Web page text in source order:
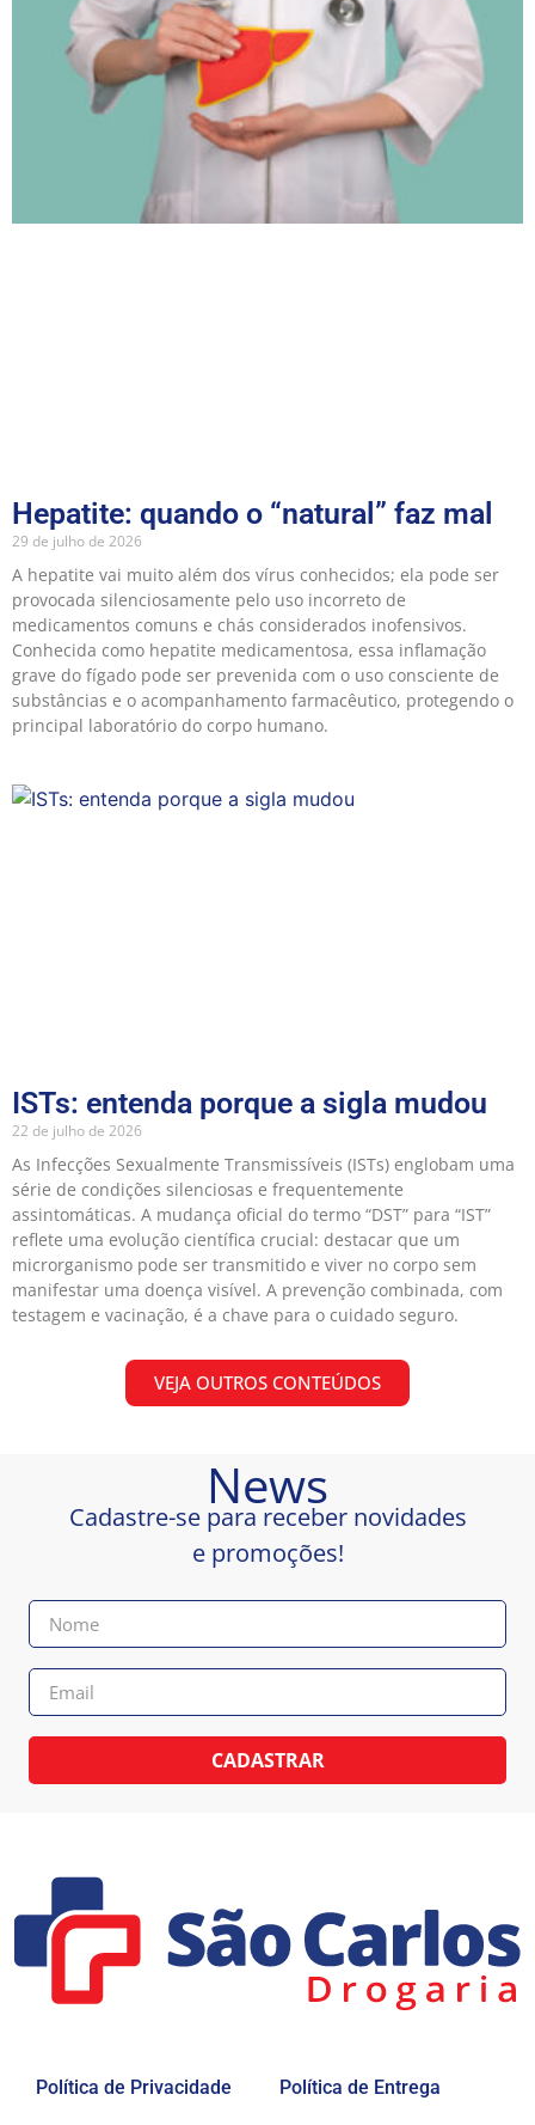
Hepatite: quando o “natural” faz mal
29 de julho de 2026
A hepatite vai muito além dos vírus conhecidos; ela pode ser
provocada silenciosamente pelo uso incorreto de
medicamentos comuns e chás considerados inofensivos.
Conhecida como hepatite medicamentosa, essa inflamação
grave do fígado pode ser prevenida com o uso consciente de
substâncias e o acompanhamento farmacêutico, protegendo o
principal laboratório do corpo humano.
ISTs: entenda porque a sigla mudou
22 de julho de 2026
As Infecções Sexualmente Transmissíveis (ISTs) englobam uma
série de condições silenciosas e frequentemente
assintomáticas. A mudança oficial do termo “DST” para “IST”
reflete uma evolução científica crucial: destacar que um
microrganismo pode ser transmitido e viver no corpo sem
manifestar uma doença visível. A prevenção combinada, com
testagem e vacinação, é a chave para o cuidado seguro.
VEJA OUTROS CONTEÚDOS
News
Cadastre-se para receber novidades
e promoções!
CADASTRAR
Política de Privacidade Política de Entrega